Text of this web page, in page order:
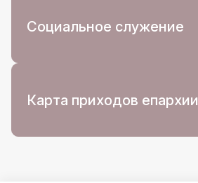
Социальное служение
Карта приходов епархии